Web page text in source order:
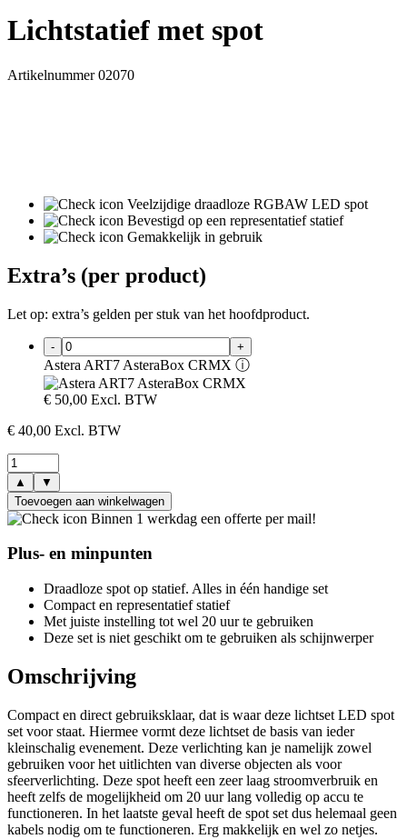
Lichtstatief met spot
Artikelnummer 02070
Veelzijdige draadloze RGBAW LED spot
Bevestigd op een representatief statief
Gemakkelijk in gebruik
Extra’s (per product)
Let op: extra’s gelden per stuk van het hoofdproduct.
- +
Astera ART7 AsteraBox CRMX ⓘ
€ 50,00 Excl. BTW
€ 40,00 Excl. BTW
▲
▼
Toevoegen aan winkelwagen
Binnen 1 werkdag een offerte per mail!
Plus- en minpunten
Draadloze spot op statief. Alles in één handige set
Compact en representatief statief
Met juiste instelling tot wel 20 uur te gebruiken
Deze set is niet geschikt om te gebruiken als schijnwerper
Omschrijving
Compact en direct gebruiksklaar, dat is waar deze lichtset LED spot
set voor staat. Hiermee vormt deze lichtset de basis van ieder
kleinschalig evenement. Deze verlichting kan je namelijk zowel
gebruiken voor het uitlichten van diverse objecten als voor
sfeerverlichting. Deze spot heeft een zeer laag stroomverbruik en
heeft zelfs de mogelijkheid om 20 uur lang volledig op accu te
functioneren. In het laatste geval heeft de spot set dus helemaal geen
kabels nodig om te functioneren. Erg makkelijk en wel zo netjes.